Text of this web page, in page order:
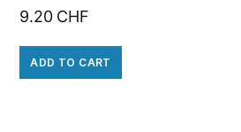
9.20 CHF
ADD TO CART